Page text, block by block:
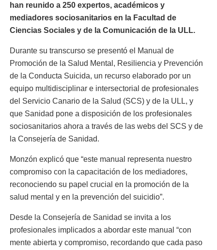
han reunido a 250 expertos, académicos y
mediadores sociosanitarios en la Facultad de
Ciencias Sociales y de la Comunicación de la ULL.
Durante su transcurso se presentó el Manual de
Promoción de la Salud Mental, Resiliencia y Prevención
de la Conducta Suicida, un recurso elaborado por un
equipo multidisciplinar e intersectorial de profesionales
del Servicio Canario de la Salud (SCS) y de la ULL, y
que Sanidad pone a disposición de los profesionales
sociosanitarios ahora a través de las webs del SCS y de
la Consejería de Sanidad.
Monzón explicó que “este manual representa nuestro
compromiso con la capacitación de los mediadores,
reconociendo su papel crucial en la promoción de la
salud mental y en la prevención del suicidio”.
Desde la Consejería de Sanidad se invita a los
profesionales implicados a abordar este manual “con
mente abierta y compromiso, recordando que cada paso